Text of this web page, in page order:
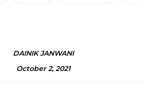
DAINIK JANWANI
October 2, 2021